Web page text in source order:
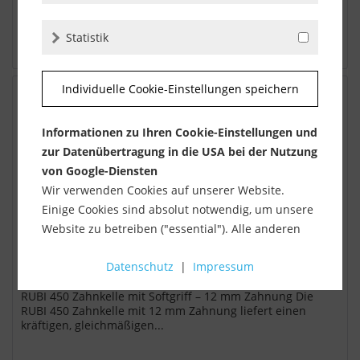
Rubi 45° Zahnkelle mit Softgriff / 12 mm...
RUBI 450 Zahnkelle mit Softgriff – 12 mm Zahnung Die
RUBI 450 Zahnkelle mit 12 mm Zahnung liefert einen
kräftigen, gleichmäßigen...
Statistik
Individuelle Cookie-Einstellungen speichern
Informationen zu Ihren Cookie-Einstellungen und
zur Datenübertragung in die USA bei der Nutzung
von Google-Diensten
Wir verwenden Cookies auf unserer Website.
Einige Cookies sind absolut notwendig, um unsere
Website zu betreiben ("essential"). Alle anderen
Verwendung zustimmen (z. B. für Google Maps).
Über die Auswahl bestimmter Cookies in den
Akkordeon-Elementen können Sie wählen, ob Sie
Datenschutz | Impressum